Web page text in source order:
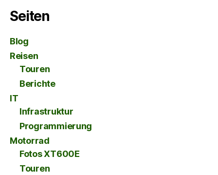
Seiten
Blog
Reisen
Touren
Berichte
IT
Infrastruktur
Programmierung
Motorrad
Fotos XT600E
Touren